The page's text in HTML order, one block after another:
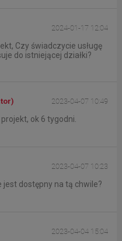
2024-01-17 12:04
Czy świadczycie usługę
do istniejącej działki?
2023-04-07 10:49
ok 6 tygodni.
2023-04-07 10:23
dostępny na tą chwile?
2023-04-04 15:04